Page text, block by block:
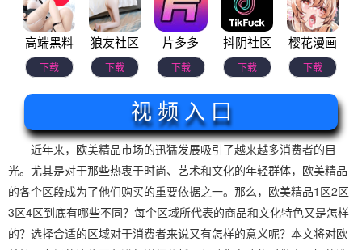
高端黑料
下载
狼友社区
下载
片多多
下载
抖阴社区
下载
樱花漫画
下载
视 频 入 口
近年来，欧美精品市场的迅猛发展吸引了越来越多消费者的目
光。尤其是对于那些热衷于时尚、艺术和文化的年轻群体，欧美精品
的各个区段成为了他们购买的重要依据之一。那么，欧美精品1区2区
3区4区到底有哪些不同？每个区域所代表的商品和文化特色又是怎样
的？选择合适的区域对于消费者来说又有怎样的意义呢？本文将对欧